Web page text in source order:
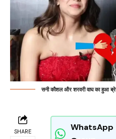
सनी कौशल और शरवरी वाघ का हुआ
SHARE
WhatsApp